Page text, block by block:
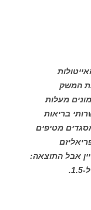
המשק
מעלות
בריאות
מטיפים
אבל התוצאה: